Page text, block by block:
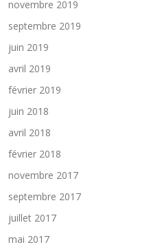
novembre 2019
septembre 2019
juin 2019
avril 2019
février 2019
juin 2018
avril 2018
février 2018
novembre 2017
septembre 2017
juillet 2017
mai 2017